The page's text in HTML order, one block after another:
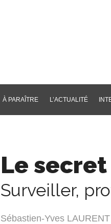
À PARAÎTRE L’ACTUALITÉ
Le secret
Surveiller,
Sébastien-Yves LAURENT